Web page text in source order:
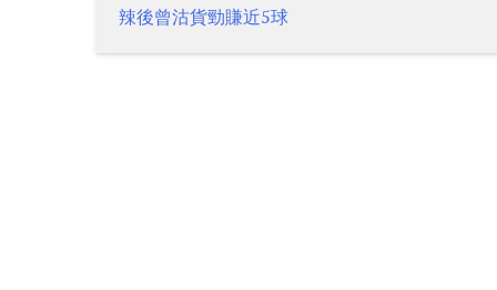
navigation
辣後曾沽貨勁賺近5球